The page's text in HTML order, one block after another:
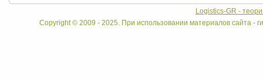
Logistics-GR -
Copyright © 2009 - 2025. При использовании материалов сайта -